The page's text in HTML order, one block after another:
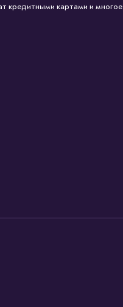
кредитными картами и многое